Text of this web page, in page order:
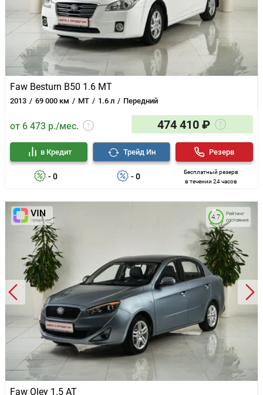
Faw Besturn B50 1.6 MT
2013 69 000 км MT 1.6 л Передний
от 6 473 р./мес. 474 410 ₽
- 0
в Кредит
- 0
Трейд Ин
Бесплатный резерв
в течении 24 часов
Резерв
Faw Oley 1.5 AT
Рейтинг
состояния
4.7